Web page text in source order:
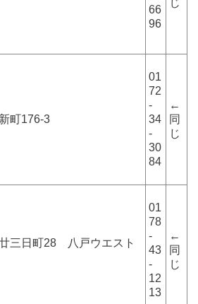
66
96
じ
町176-3
01
72
-
34
-
30
84
←
同
じ
三日町28 八戸ウエスト
01
78
-
43
-
12
13
←
同
じ